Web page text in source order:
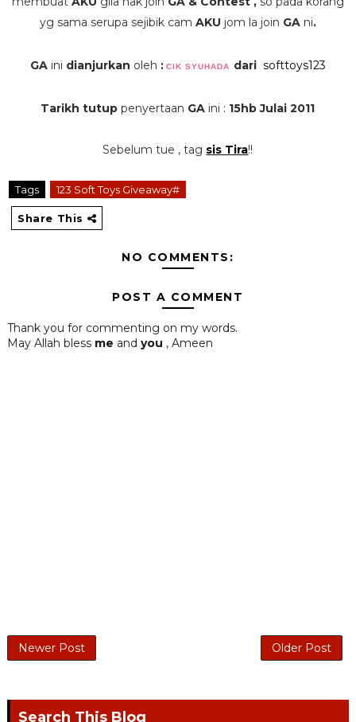
yg sama serupa sejibik cam AKU jom la join GAni.
GAini dianjurkan oleh : CIK SYUHADA dari softtoys123
Tarikh tutup penyertaan GA ini : 15hb Julai 2011
Sebelum tue , tag sis Tira!!
Tags 123 Soft Toys Giveaway#
Share This
NO COMMENTS:
POST A COMMENT
Thank you for commenting on my words.
May Allah bless me and you , Ameen
Newer Post Older Post
Search This Blog